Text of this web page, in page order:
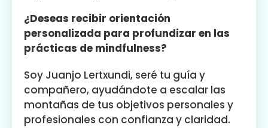
¿Deseas recibir orientación
personalizada para profundizar en las
prácticas de mindfulness?
Soy Juanjo Lertxundi, seré tu guía y
compañero, ayudándote a escalar las
montañas de tus objetivos personales y
profesionales con confianza y claridad.